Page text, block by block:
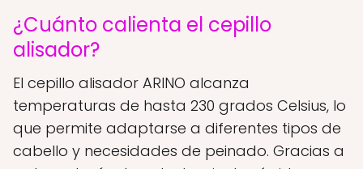
¿Cuánto calienta el cepillo
alisador?
El cepillo alisador ARINO alcanza
temperaturas de hasta 230 grados Celsius, lo
que permite adaptarse a diferentes tipos de
cabello y necesidades de peinado. Gracias a